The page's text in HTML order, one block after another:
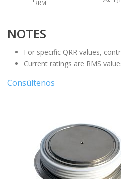
RRM
NOTES
For specific QRR values,
Current ratings are RMS
Consúltenos